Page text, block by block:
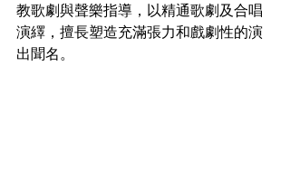
教歌劇與聲樂指導，以精通歌劇及合唱
演繹，擅長塑造充滿張力和戲劇性的演
出聞名。